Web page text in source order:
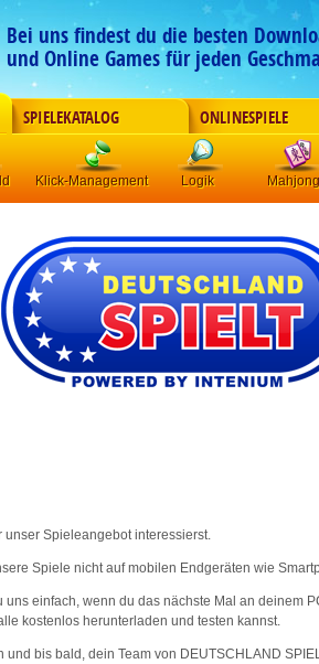
Bei uns findest du die besten
und Online Games für jeden
SPIELEKATALOG ONLINESPIELE
Klick-Management Logik Mahjong
unser Spieleangebot interessierst.
Spiele nicht auf mobilen Endgeräten wie
uns einfach, wenn du das nächste Mal an deinem
kostenlos herunterladen und testen kannst.
und bis bald, dein Team von DEUTSCHLAND